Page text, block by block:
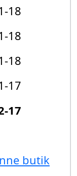
18
18
18
17
17
butik